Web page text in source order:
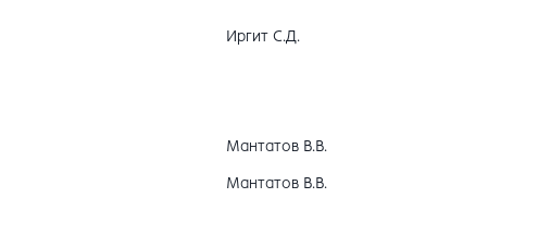
Иргит С.Д.
Мантатов В.В.
Мантатов В.В.